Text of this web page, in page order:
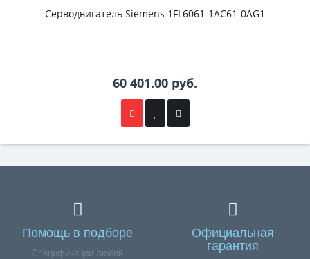
Серводвигатель Siemens 1FL6061-1AC61-0AG1
60 401.00 руб.
Помощь в подборе
Спецификации любой
Официальная
гарантия